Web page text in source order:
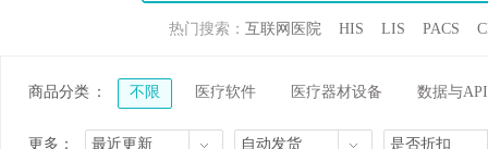
热门搜索： 互联网医院 HIS LIS PACS
商品分类 ： 不限 医疗软件 医疗器材设备 数据与API
更多： 最近更新 自动发货 是否折扣